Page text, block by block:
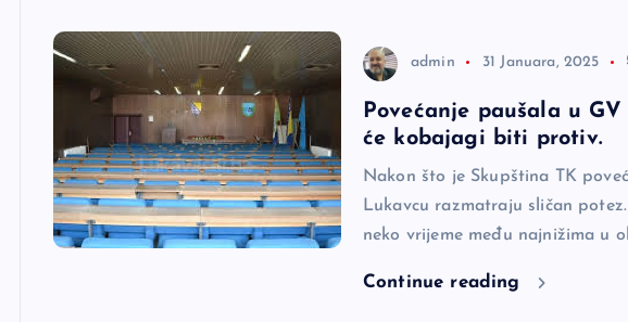
admin 31 Januara, 2025
Povećanje paušala u
će kobajagi biti protiv.
Nakon što je Skupština TK
Lukavcu razmatraju sličan
neko vrijeme među najnižima u
Continue reading